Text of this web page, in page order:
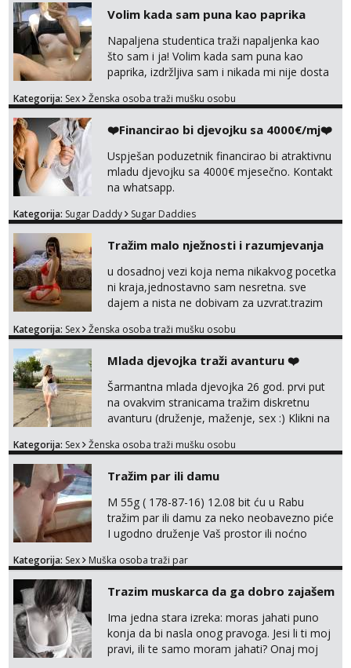
Volim kada sam puna kao paprika
Napaljena studentica traži napaljenka kao
što sam i ja! Volim kada sam puna kao
paprika, izdržljiva sam i nikada mi nije dosta
bilo kad i bilo gdje zato se javi što prije da
tamo, cekam te!
Kategorija: Sex Ženska osoba traži mušku osobu
❤️Financirao bi djevojku sa 4000€/mj❤️
Uspješan poduzetnik financirao bi atraktivnu
mladu djevojku sa 4000€ mjesečno. Kontakt
na whatsapp.
Kategorija: Sugar Daddy Sugar Daddies
Tražim malo nježnosti i razumjevanja
u dosadnoj vezi koja nema nikakvog pocetka
ni kraja,jednostavno sam nesretna. sve
dajem a nista ne dobivam za uzvrat.trazim
trazim puno samo malo njeznosti i
poljupce po tijelu koji me jako
pale,obozavam kad muskarac preuzme
kontrolu . javi se :) Klikni na link ispod i nadji
me tamo, cekam te!
Kategorija: Sex Ženska osoba traži mušku osobu
Mlada djevojka traži avanturu ❤️
Šarmantna mlada djevojka 26 god. prvi put
na ovakvim stranicama tražim diskretnu
avanturu (druženje, maženje, sex :) Klikni na
Kategorija: Sex Ženska osoba traži mušku osobu
Tražim par ili damu
M 55g ( 178-87-16) 12.08 bit ću u Rabu
tražim par ili damu za neko neobavezno piće
I ugodno druženje Vaš prostor ili noćno
trata.vrh@gmail.com
Kategorija: Sex Muška osoba traži par
Trazim muskarca da ga dobro zajašem
Ima jedna stara izreka: moras jahati puno
konja da bi nasla onog pravoga. Jesi li ti moj
pravi, ili te samo moram jahati? Onaj moj